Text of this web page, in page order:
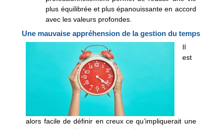
plus équilibrée et plus épanouissante en accord
avec les valeurs profondes.
Une mauvaise appréhension de la gestion du temps
Il
est
alors facile de définir en creux ce qu’impliquerait une